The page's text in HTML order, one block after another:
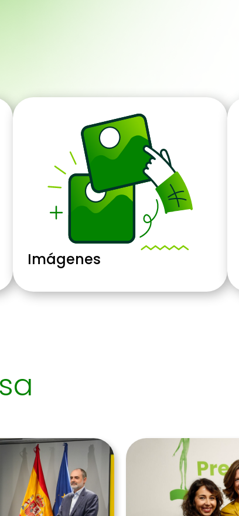
Imágenes